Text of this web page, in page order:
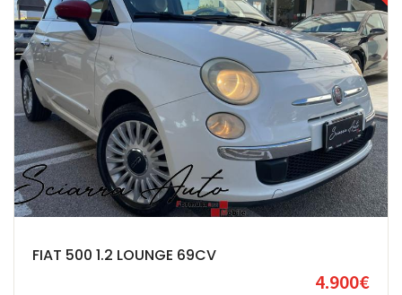
FIAT 500 1.2 LOUNGE 69CV
4.900€